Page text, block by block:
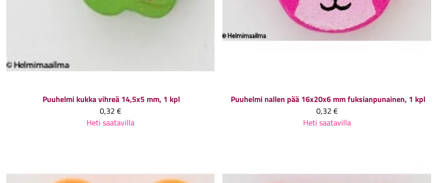
Puuhelmi kukka vihreä 14,5x5 mm, 1 kpl
0,32 €
Heti saatavilla
Puuhelmi nallen pää 16x20x6 mm fuksianpunainen, 1 kpl
0,32 €
Heti saatavilla